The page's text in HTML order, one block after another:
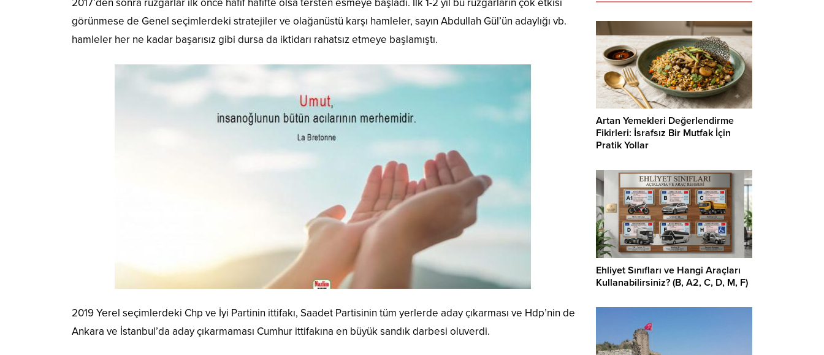
2017’den sonra rüzgarlar ilk önce hafif hafifte olsa tersten esmeye başladı. İlk 1-2 yıl bu rüzgarların çok etkisi
görünmese de Genel seçimlerdeki stratejiler ve olağanüstü karşı hamleler, sayın Abdullah Gül’ün adaylığı vb.
hamleler her ne kadar başarısız gibi dursa da iktidarı rahatsız etmeye başlamıştı.
2019 Yerel seçimlerdeki Chp ve İyi Partinin ittifakı, Saadet Partisinin tüm yerlerde aday çıkarması ve Hdp’nin de
Ankara ve İstanbul’da aday çıkarmaması Cumhur ittifakına en büyük sandık darbesi oluverdi.
Artan Yemekleri Değerlendirme
Fikirleri: İsrafsız Bir Mutfak İçin
Pratik Yollar
Ehliyet Sınıfları ve Hangi Araçları
Kullanabilirsiniz? (B, A2, C, D, M, F)